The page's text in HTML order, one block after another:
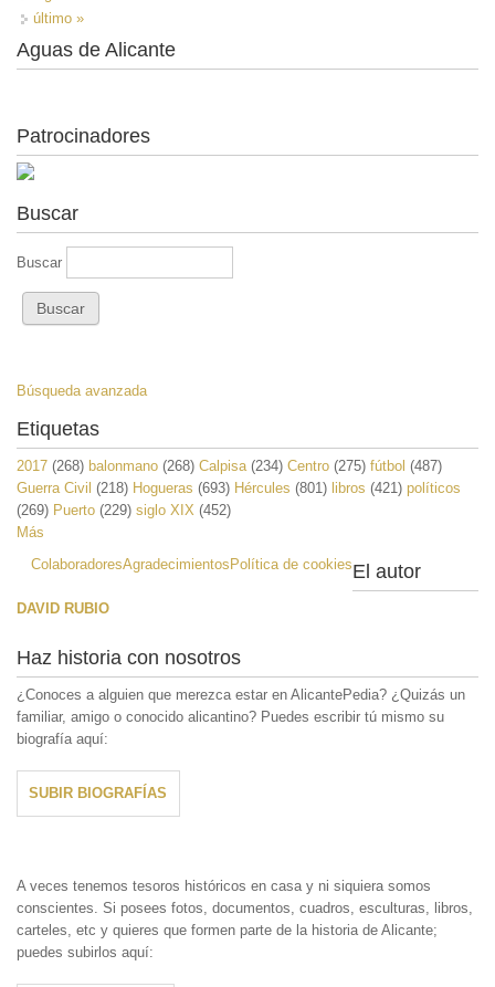
último »
Aguas de Alicante
Patrocinadores
Buscar
Buscar
Búsqueda avanzada
Etiquetas
2017 (268) balonmano (268) Calpisa(234) Centro (275) fútbol (487)
Guerra Civil (218) Hogueras (693) Hércules (801) libros (421) políticos
(269) Puerto (229) siglo XIX (452)
Más
ColaboradoresAgradecimientosPolítica de cookiesEl autor
DAVID RUBIO
Haz historia con nosotros
¿Conoces a alguien que merezca estar en AlicantePedia? ¿Quizás un
familiar, amigo o conocido alicantino? Puedes escribir tú mismo su
biografía aquí:
SUBIR BIOGRAFÍAS
A veces tenemos tesoros históricos en casa y ni siquiera somos
conscientes. Si posees fotos, documentos, cuadros, esculturas, libros,
carteles, etc y quieres que formen parte de la historia de Alicante;
puedes subirlos aquí: